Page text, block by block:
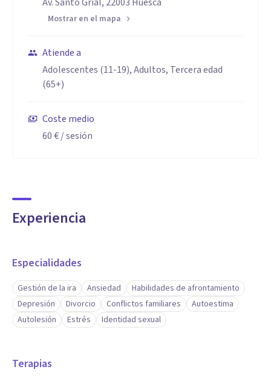
- Acompañamiento en dificultades de familias arcoíris:
maternidad/paternidad, etc.
- Crisis vitales y trastornos del estado de ánimo.
Mostrar en el mapa
Atiende a
Adolescentes (11-19), Adultos, Tercera edad
(65+)
Coste medio
60 €/ sesión
Experiencia
Especialidades
Gestión de la ira Ansiedad
Habilidades de afrontamiento
Depresión
Divorcio Conflictos familiares
Autoestima
Autolesión
Estrés Identidad sexual
Terapias